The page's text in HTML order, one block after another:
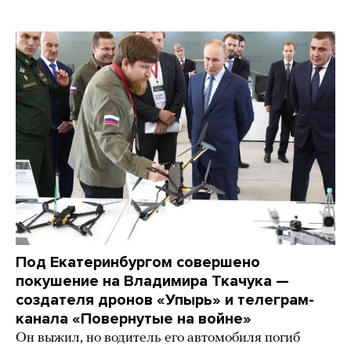
Под Екатеринбургом совершено
покушение на Владимира Ткачука —
создателя дронов «Упырь» и телеграм-
канала «Повернутые на войне»
Он выжил, но водитель его автомобиля погиб